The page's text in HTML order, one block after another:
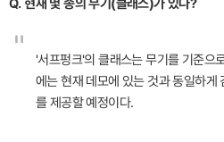
Q. 현재 몇 종의 무기(클래스)가 있나?
"
'서프펑크'의 클래스는 무기를 기준으
에는 현재 데모에 있는 것과 동일하게
를 제공할 예정이다.